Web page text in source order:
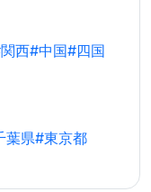
西#中国#四国
葉県#東京都